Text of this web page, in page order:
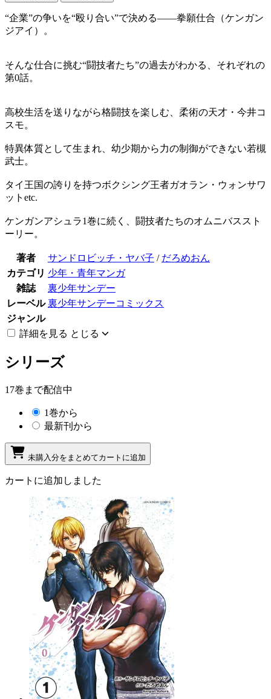
“企業”の争いを“殴り合い”で決める――拳願仕合（ケンガン
ジアイ）。
そんな仕合に挑む“闘技者たち”の過去がわかる、それぞれの
第0話。
高校生活を送りながら格闘技を楽しむ、柔術の天才・今井コ
スモ。
特異体質として生まれ、幼少期から力の制御ができない若槻
武士。
タイ王国の誇りを持つボクシング王者ガオラン・ウォンサワ
ットetc.
ケンガンアシュラ1巻に続く、闘技者たちのオムニバススト
ーリー。
著者 サンドロビッチ・ヤバ子 / だろめおん
カテゴリ 少年・青年マンガ
雑誌
裏少年サンデー
レーベル 裏少年サンデーコミックス
ジャンル
詳細を見る とじる
シリーズ
17巻まで配信中
1巻から
最新刊から
未購入分をまとめてカートに追加
カートに追加しました